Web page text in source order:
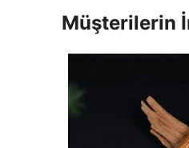
Müşterilerin